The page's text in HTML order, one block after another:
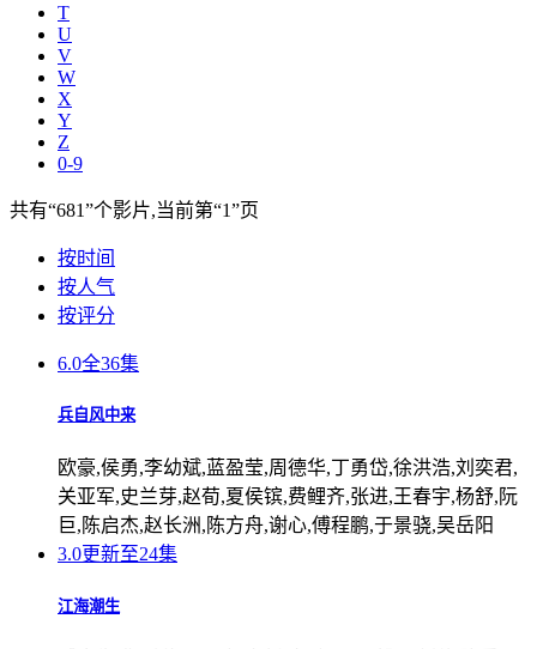
T
U
V
W
X
Y
Z
0-9
共有“681”个影片,当前第“1”页
按时间
按人气
按评分
6.0全36集
兵自风中来
欧豪,侯勇,李幼斌,蓝盈莹,周德华,丁勇岱,徐洪浩,刘奕君,
关亚军,史兰芽,赵荀,夏侯镔,费鲤齐,张进,王春宇,杨舒,阮
巨,陈启杰,赵长洲,陈方舟,谢心,傅程鹏,于景骁,吴岳阳
3.0更新至24集
江海潮生